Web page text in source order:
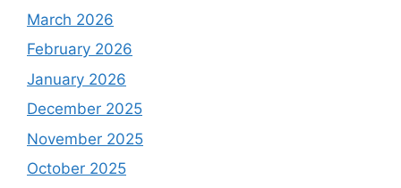
March 2026
February 2026
January 2026
December 2025
November 2025
October 2025